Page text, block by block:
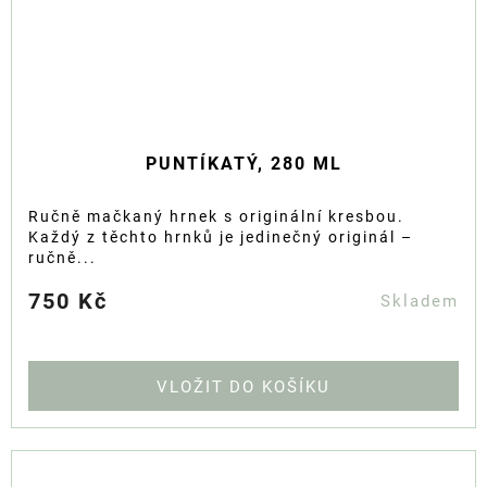
PUNTÍKATÝ, 280 ML
750 Kč Skladem
DO KOŠÍKU
Ručně mačkaný hrnek s originální kresbou.
Každý z těchto hrnků je jedinečný originál –
ručně...